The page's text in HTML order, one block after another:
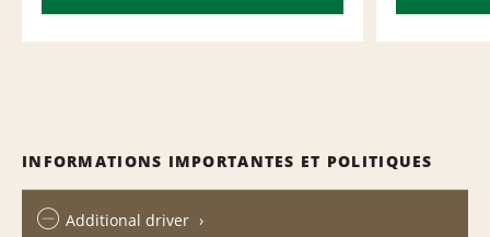
INFORMATIONS IMPORTANTES ET POLITIQUES
Additional driver